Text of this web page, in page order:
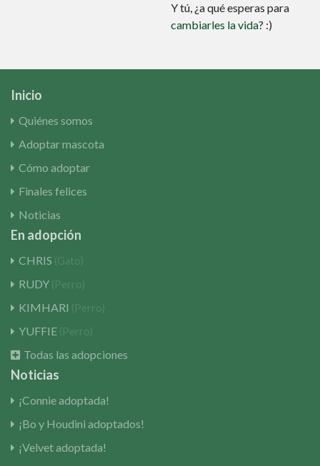
Y tú, ¿a qué esperas para
cambiarles la vida? :)
Inicio
Quiénes somos
Adoptar mascota
Cómo adoptar
Finales felices
Noticias
En adopción
CHRIS (Gato)
RUDY (Perro)
KIMHARI (Perro)
YUFFIE (Perro)
Todas las adopciones
Noticias
¡Connie adoptada!
¡Bo y Houdini adoptados!
¡Velvet adoptada!